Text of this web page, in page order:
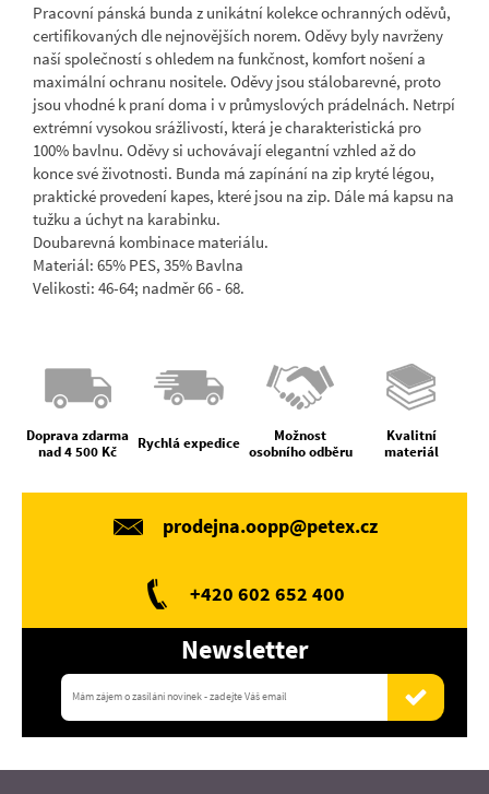
Pracovní pánská bunda z unikátní kolekce ochranných oděvů,
certifikovaných dle nejnovějších norem. Oděvy byly navrženy
naší společností s ohledem na funkčnost, komfort nošení a
maximální ochranu nositele. Oděvy jsou stálobarevné, proto
jsou vhodné k praní doma i v průmyslových prádelnách. Netrpí
extrémní vysokou srážlivostí, která je charakteristická pro
100% bavlnu. Oděvy si uchovávají elegantní vzhled až do
konce své životnosti. Bunda má zapínání na zip kryté légou,
praktické provedení kapes, které jsou na zip. Dále má kapsu na
tužku a úchyt na karabinku.
Doubarevná kombinace materiálu.
Materiál: 65% PES, 35% Bavlna
Velikosti: 46-64; nadměr 66 - 68.
Doprava zdarma
nad 4 500 Kč
Rychlá expedice
Možnost
osobního odběru
Kvalitní
materiál
prodejna.oopp@petex.cz
+420 602 652 400
Newsletter